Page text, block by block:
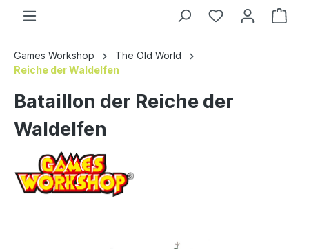
Games Workshop
The Old World
Reiche der Waldelfen
Bataillon der Reiche der
Waldelfen